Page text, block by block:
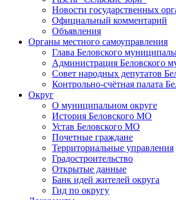
Новости государственных
Официальный комментарий
Объявления
Органы местного самоуправления
Глава Беловского
Администрация Беловского
Совет народных депутатов
Контрольно-счётная палата
Округ
О муниципальном округе
История Беловского МО
Устав Беловского МО
Почетные граждане
Территориальные управления
Градостроительство
Открытые данные
Банк идей жителей округа
Гид по округу